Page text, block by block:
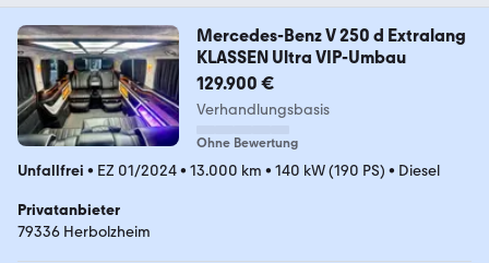
Mercedes-Benz V 250 d Extralang
KLASSEN Ultra VIP-Umbau
129.900 €
Verhandlungsbasis
Ohne Bewertung
Unfallfrei • EZ 01/2024• 13.000 km • 140 kW (190 PS) • Diesel
Privatanbieter
79336 Herbolzheim